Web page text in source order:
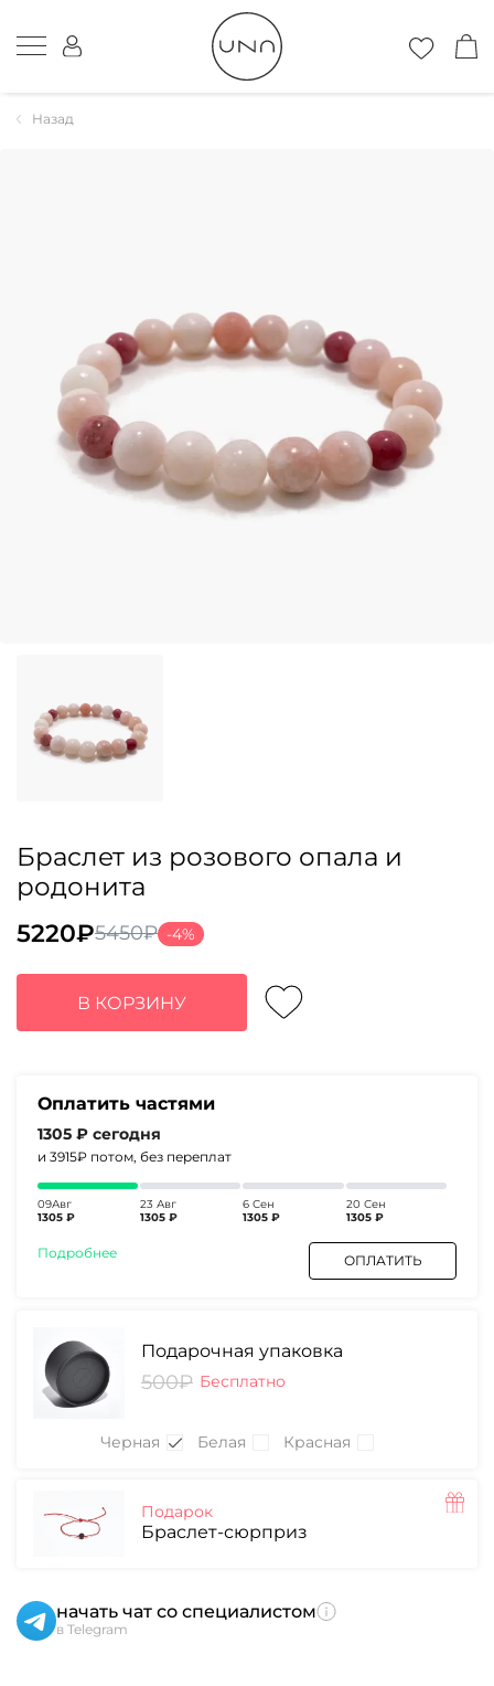
Назад
Браслет из розового опала и
родонита
5450₽
Первоначальная
цена
составляла
5450₽.
5220₽
Текущая
цена:
5220₽.
-4%
В КОРЗИНУ
Оплатить частями
1305 ₽ сегодня
и 3915₽ потом, без переплат
09Авг
1305 ₽
23 Авг
1305 ₽
6 Сен
1305 ₽
20 Сен
1305 ₽
Подробнее ОПЛАТИТЬ
Подарочная упаковка
500₽ Бесплатно
Черная Белая Красная
Подарок
Браслет-сюрприз
начать чат со специалистом
в Telegram